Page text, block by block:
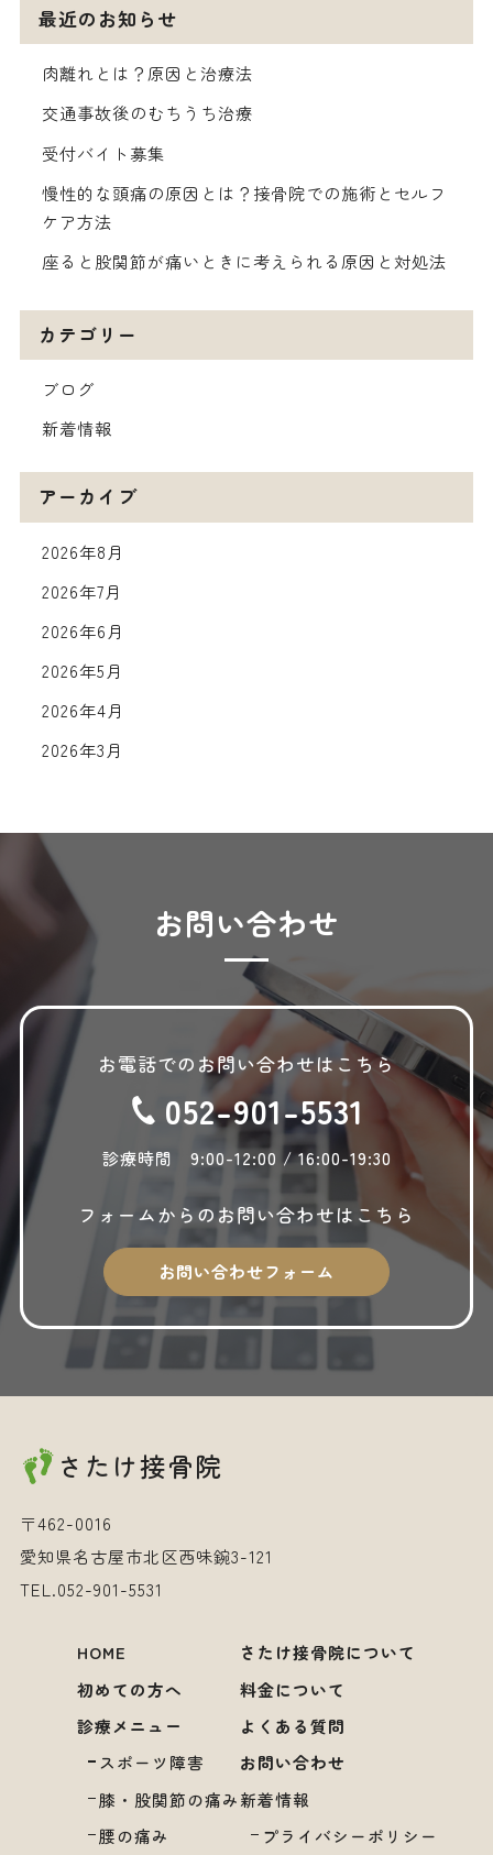
最近のお知らせ
肉離れとは？原因と治療法
交通事故後のむちうち治療
受付バイト募集
慢性的な頭痛の原因とは？接骨院での施術とセルフ
ケア方法
座ると股関節が痛いときに考えられる原因と対処法
カテゴリー
ブログ
新着情報
アーカイブ
2026年8月
2026年7月
2026年6月
2026年5月
2026年4月
2026年3月
2026年1月
2025年12月
2025年11月
2025年10月
2025年9月
2025年8月
2025年7月
2025年6月
2025年5月
2025年3月
2025年2月
2024年12月
2024年8月
2024年6月
お問い合わせ
お電話でのお問い合わせはこちら
052-901-5531
診療時間 9:00-12:00 / 16:00-19:30
フォームからの お問い合わせはこちら
お問い合わせフォーム
さたけ接骨院
〒462-0016
愛知県名古屋市北区西味鋺3-121
TEL.052-901-5531
HOME
初めての方へ
診療メニュー
スポーツ障害
膝・股関節の痛み
腰の痛み
さたけ接骨院について
料金について
よくある質問
お問い合わせ
新着情報
プライバシーポリシー